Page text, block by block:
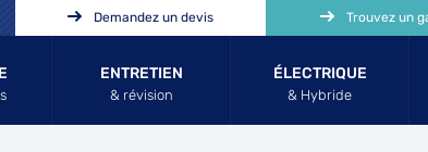
ENTRETIEN
& révision
ÉLECTRIQUE
& Hybride
Demandez un devis Trouvez un